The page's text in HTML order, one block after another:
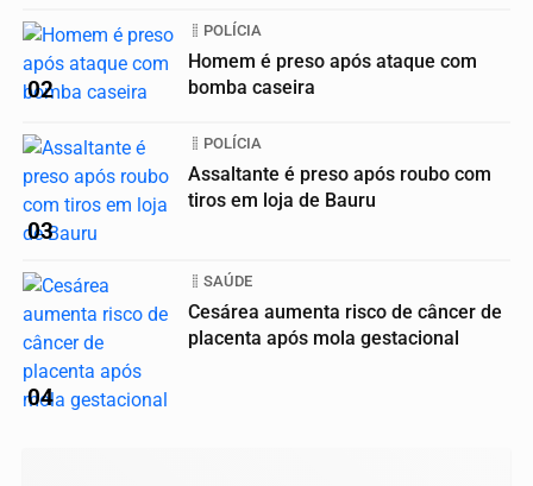
02
POLÍCIA
Homem é preso após ataque com
bomba caseira
03
POLÍCIA
Assaltante é preso após roubo com
tiros em loja de Bauru
04
SAÚDE
Cesárea aumenta risco de câncer de
placenta após mola gestacional